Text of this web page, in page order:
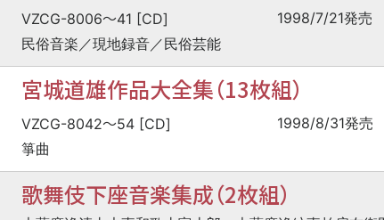
VZCG-8006〜41 [CD] 1998/7/21発売
民俗音楽／現地録音／民俗芸能
宮城道雄作品大全集（13枚組）
VZCG-8042〜54 [CD] 1998/8/31発売
箏曲
歌舞伎下座音楽集成（2枚組）